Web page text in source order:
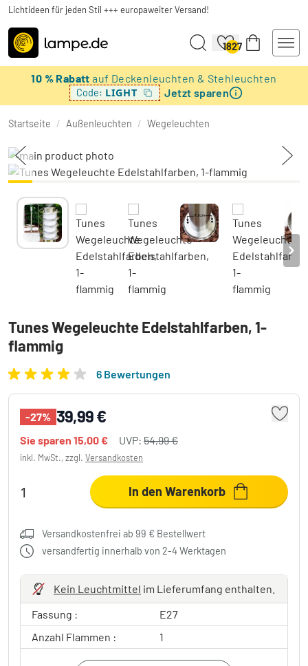
Lichtideen für jeden Stil +++ europaweiter Versand!
1827
10 % Rabattauf Deckenleuchten & Stehleuchten
Code: LIGHT Jetzt sparen
Startseite / Außenleuchten / Wegeleuchten
Tunes Wegeleuchte Edelstahlfarben, 1-
flammig
6 Bewertungen
-27% 39,99 €
Sie sparen 15,00 € UVP: 54,99 €
inkl. MwSt., zzgl. Versandkosten
In den Warenkorb
Versandkostenfrei ab 99 € Bestellwert
versandfertig innerhalb von 2-4 Werktagen
Kein Leuchtmittel im Lieferumfang enthalten.
Fassung :
E27
Anzahl Flammen :
1